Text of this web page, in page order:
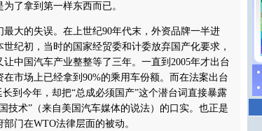
了拿到第一样东西而已。
的失误。在上世纪90年代末，外资品牌一半进
纪初，当时的国家经贸委和计委放弃国产化要求，
中国汽车产业整整等了三年。一直到2005年才出台
市场上已经拿到90%的乘用车份额。而在法案出台
到今年，却把“总成必须国产”这个潜台词直接暴露
技术”（来自美国汽车媒体的说法）的口实。也正是
门在WTO法律层面的被动。